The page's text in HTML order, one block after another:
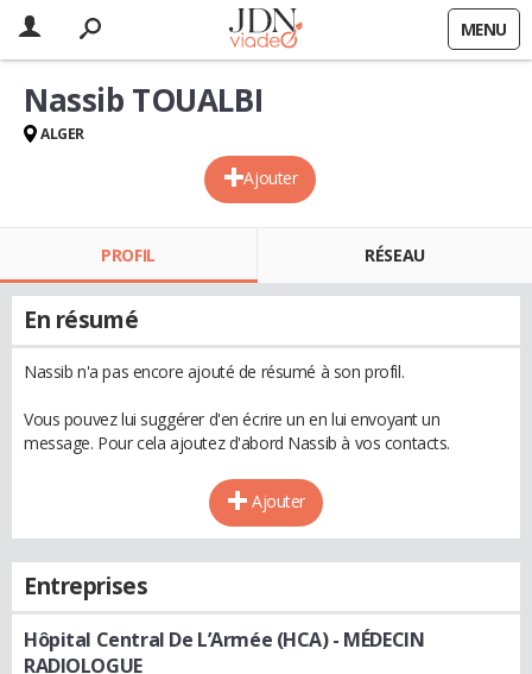
MENU
Ajouter
Nassib TOUALBI
ALGER
PROFIL RÉSEAU
En résumé
Nassib n'a pas encore ajouté de résumé à son profil.
Vous pouvez lui suggérer d'en écrire un en lui envoyant un
message. Pour cela ajoutez d'abord Nassib à vos contacts.
Ajouter
Entreprises
Hôpital Central De L’Armée (HCA)- MÉDECIN
RADIOLOGUE